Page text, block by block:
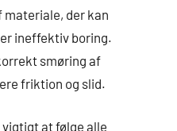
materiale, der kan
ineffektiv boring.
smøring af
friktion og slid.
at følge alle